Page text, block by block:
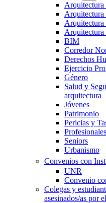
Arquitectura
Arquitectura
Arquitectura
Arquitectura
BIM
Corredor
Derechos
Ejercicio
Género
Salud y
arquitectura
Jóvenes
Patrimonio
Pericias y
Seniors
Urbanismo
Convenios con
UNR
Convenio
Colegas y
asesinados/as por